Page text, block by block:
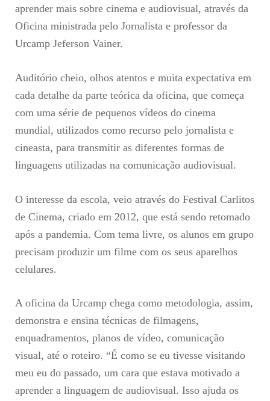
aprender mais sobre cinema e audiovisual, através da
Oficina ministrada pelo Jornalista e professor da
Urcamp Jeferson Vainer.
Auditório cheio, olhos atentos e muita expectativa em
cada detalhe da parte teórica da oficina, que começa
com uma série de pequenos vídeos do cinema
mundial, utilizados como recurso pelo jornalista e
cineasta, para transmitir as diferentes formas de
linguagens utilizadas na comunicação audiovisual.
O interesse da escola, veio através do Festival Carlitos
de Cinema, criado em 2012, que está sendo retomado
após a pandemia. Com tema livre, os alunos em grupo
precisam produzir um filme com os seus aparelhos
celulares.
A oficina da Urcamp chega como metodologia, assim,
demonstra e ensina técnicas de filmagens,
enquadramentos, planos de vídeo, comunicação
visual, até o roteiro. “É como se eu tivesse visitando
meu eu do passado, um cara que estava motivado a
aprender a linguagem de audiovisual. Isso ajuda os